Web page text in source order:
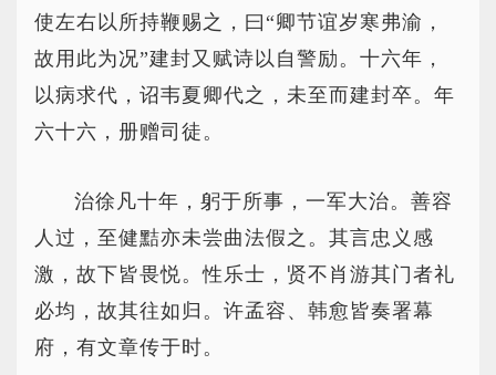
使左右以所持鞭赐之，曰“卿节谊岁寒弗渝，
故用此为况”建封又赋诗以自警励。十六年，
以病求代，诏韦夏卿代之，未至而建封卒。年
六十六，册赠司徒。
治徐凡十年，躬于所事，一军大治。善容
人过，至健黠亦未尝曲法假之。其言忠义感
激，故下皆畏悦。性乐士，贤不肖游其门者礼
必均，故其往如归。许孟容、韩愈皆奏署幕
府，有文章传于时。